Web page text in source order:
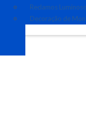
Reclamos
Decoração de